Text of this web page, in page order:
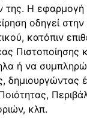
της. Η εφαρμογή
οδηγεί
κατόπιν
Πιστοποίησης
ή να
δημιουργώντας
κλπ.